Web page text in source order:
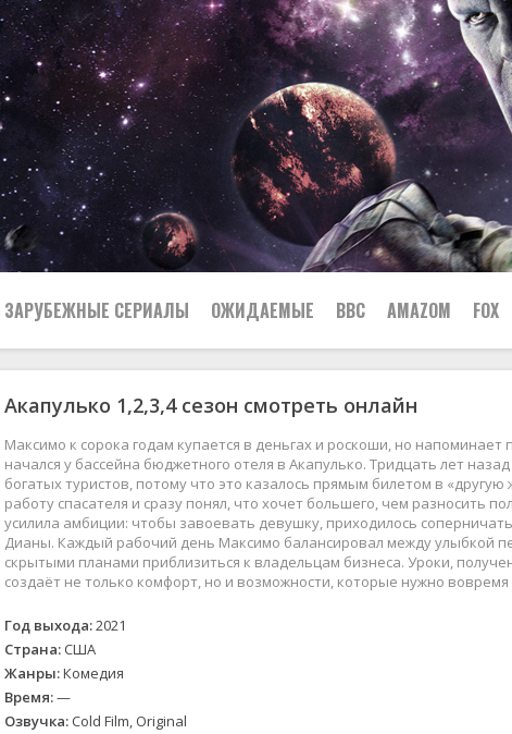
ЗАРУБЕЖНЫЕ СЕРИАЛЫ
Все
2019
2018
2017
Великобритания
Германия
Корея Южная
Индия
Боевики
Приключения
Детективы
Драмы
Исторические
Военные
Фэнтези
ОЖИДАЕМЫЕ BBC AMAZOM FOX
Акапулько 1,2,3,4 сезон смотреть онлайн
Максимо к сорока годам купается в деньгах и роскоши, но
начался у бассейна бюджетного отеля в Акапулько. Тридцать лет
богатых туристов, потому что это казалось прямым билетом в
работу спасателя и сразу понял, что хочет большего, чем разносить
усилила амбиции: чтобы завоевать девушку, приходилось
Дианы. Каждый рабочий день Максимо балансировал между улыбкой
скрытыми планами приблизиться к владельцам бизнеса. Уроки,
создаёт не только комфорт, но и возможности, которые нужно
Год выхода:2021
Страна: США
Жанры:Комедия
Время:—
Озвучка: Cold Film, Original